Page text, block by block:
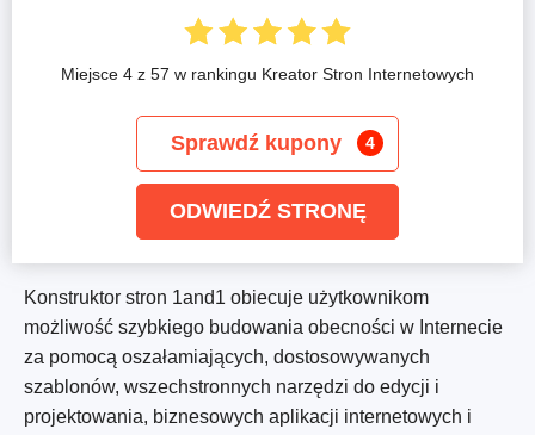
Konstruktor stron 1and1 obiecuje użytkownikom
możliwość szybkiego budowania obecności w Internecie
za pomocą oszałamiających, dostosowywanych
szablonów, wszechstronnych narzędzi do edycji i
projektowania, biznesowych aplikacji internetowych i
Miejsce 4 z 57 w rankingu Kreator Stron Internetowych
Sprawdź kupony 4
ODWIEDŹ STRONĘ